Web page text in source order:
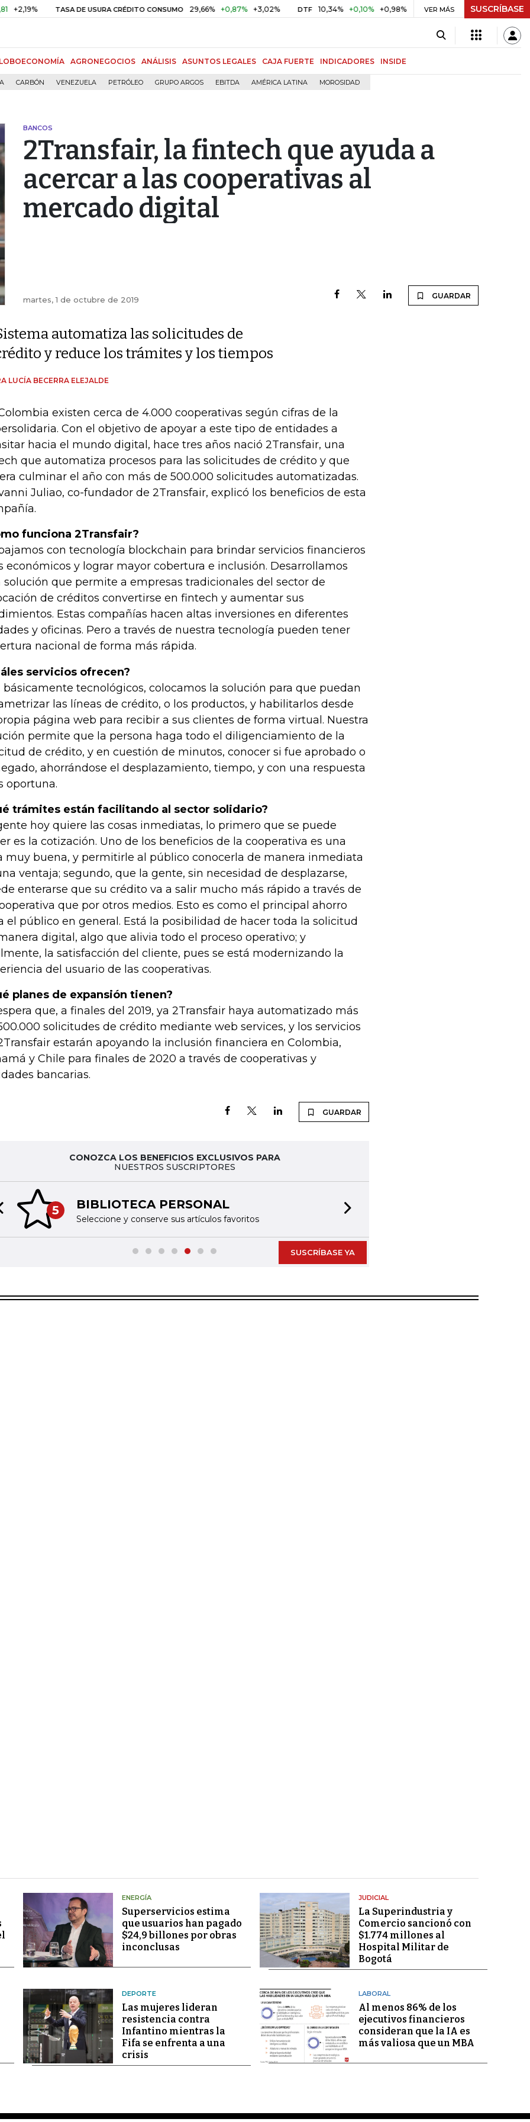
TASA DE USURA CRÉDITO CONSUMO 29,66% +0,87% +3,02% DTF 10,34% +0,10% +0,98% UVR $ 416,86 +$ 0,05 +0,01%
VER MÁS SUSCRÍBASE
AGRONEGOCIOS ANÁLISIS ASUNTOS LEGALES CAJA FUERTE INDICADORES INSIDE
CARBÓN VENEZUELA PETRÓLEO GRUPO ARGOS EBITDA AMÉRICA LATINA MOROSIDAD
BANCOS
2Transfair, la fintech que ayuda a
acercar a las cooperativas al
mercado digital
martes, 1 de octubre de 2019 GUARDAR
automatiza las solicitudes de
y reduce los trámites y los tiempos
LUCÍA BECERRA ELEJALDE
existen cerca de 4.000 cooperativas según cifras de la
Con el objetivo de apoyar a este tipo de entidades a
hacia el mundo digital, hace tres años nació 2Transfair, una
que automatiza procesos para las solicitudes de crédito y que
culminar el año con más de 500.000 solicitudes automatizadas.
Juliao, co-fundador de 2Transfair, explicó los beneficios de esta
funciona 2Transfair?
con tecnología blockchain para brindar servicios financieros
económicos y lograr mayor cobertura e inclusión. Desarrollamos
solución que permite a empresas tradicionales del sector de
de créditos convertirse en fintech y aumentar sus
Estas compañías hacen altas inversiones en diferentes
y oficinas. Pero a través de nuestra tecnología pueden tener
nacional de forma más rápida.
servicios ofrecen?
básicamente tecnológicos, colocamos la solución para que puedan
las líneas de crédito, o los productos, y habilitarlos desde
página web para recibir a sus clientes de forma virtual. Nuestra
permite que la persona haga todo el diligenciamiento de la
de crédito, y en cuestión de minutos, conocer si fue aprobado o
ahorrándose el desplazamiento, tiempo, y con una respuesta
oportuna.
trámites están facilitando al sector solidario?
hoy quiere las cosas inmediatas, lo primero que se puede
es la cotización. Uno de los beneficios de la cooperativa es una
muy buena, y permitirle al público conocerla de manera inmediata
ventaja; segundo, que la gente, sin necesidad de desplazarse,
enterarse que su crédito va a salir mucho más rápido a través de
que por otros medios. Esto es como el principal ahorro
el público en general. Está la posibilidad de hacer toda la solicitud
digital, algo que alivia todo el proceso operativo; y
la satisfacción del cliente, pues se está modernizando la
del usuario de las cooperativas.
planes de expansión tienen?
que, a finales del 2019, ya 2Transfair haya automatizado más
solicitudes de crédito mediante web services, y los servicios
estarán apoyando la inclusión financiera en Colombia,
y Chile para finales de 2020 a través de cooperativas y
bancarias.
GUARDAR
CONOZCA LOS BENEFICIOS EXCLUSIVOS PARA
NUESTROS SUSCRIPTORES
5 BIBLIOTECA PERSONAL
Seleccione y conserve sus artículos favoritos
slide
SUSCRÍBASE YA
ENERGÍA
Superservicios estima
que usuarios han pagado
$24,9 billones por obras
inconclusas
JUDICIAL
La Superindustria y
Comercio sancionó con
$1.774 millones al
Hospital Militar de
Bogotá
DEPORTE
Las mujeres lideran
resistencia contra
Infantino mientras la
Fifa se enfrenta a una
crisis
LABORAL
Al menos 86% de los
ejecutivos financieros
consideran que la IA es
más valiosa que un MBA